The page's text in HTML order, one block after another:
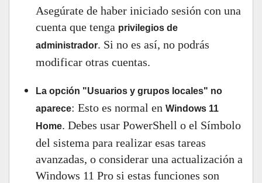
Asegúrate de haber iniciado sesión con una
cuenta que tenga privilegios de
administrador. Si no es así, no podrás
modificar otras cuentas.
La opción "Usuarios y grupos locales" no
aparece: Esto es normal en Windows 11
Home. Debes usar PowerShell o el Símbolo
del sistema para realizar esas tareas
avanzadas, o considerar una actualización a
Windows 11 Pro si estas funciones son